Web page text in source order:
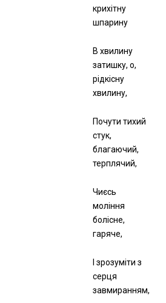
крихітну
шпарину
В хвилину
затишку, о,
рідкісну
хвилину,
Почути тихий
стук,
благаючий,
терплячий,
Чиєсь
моління
болісне,
гаряче,
І зрозуміти з
серця
завмиранням,